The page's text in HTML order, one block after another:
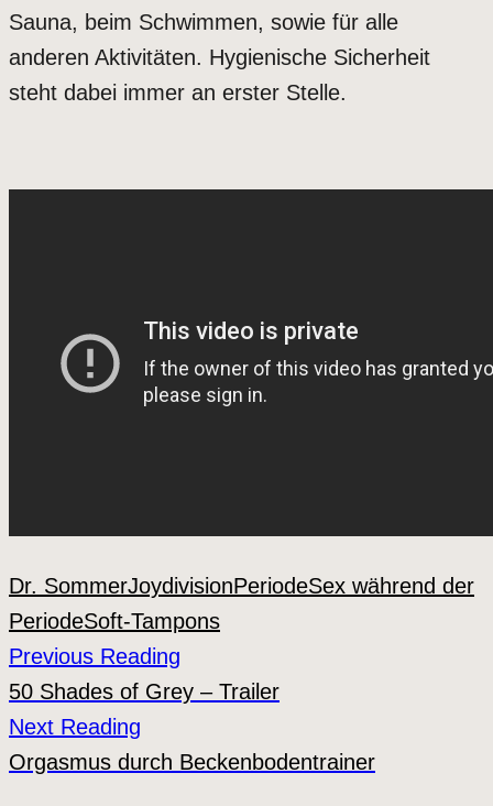
Sauna, beim Schwimmen, sowie für alle
anderen Aktivitäten. Hygienische Sicherheit
steht dabei immer an erster Stelle.
Dr. SommerJoydivisionPeriodeSex während der
PeriodeSoft-Tampons
Previous Reading
50 Shades of Grey – Trailer
Next Reading
Orgasmus durch Beckenbodentrainer